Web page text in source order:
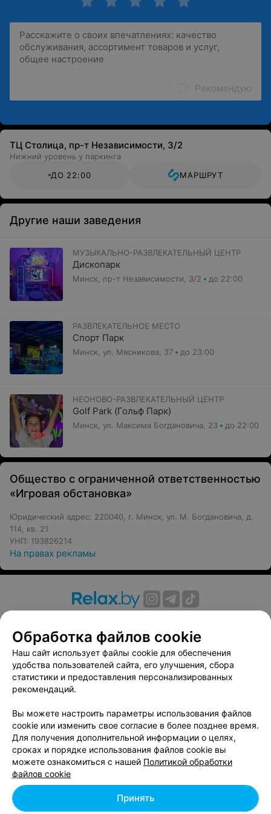
шоу-программы — об этом не придется волноваться,
ведь опытные и профессиональные специалисты
готовы взять на себя всю подготовку и организацию
праздника «под ключ». Парк оснащен современным
световым оборудованием, есть кондиционеры, TV, Wi-
Преимущества
Удобное расположение и гибкий режим работы.
Посещение доступно для людей абсолютно любого
возраста.
Большое количество развлечений на любой вкус.
Вежливые специалисты и профессиональный
неограниченными возможностями.
Рекомендую
ТЦ Столица, пр-т Независимости, 3/2
Нижний уровень у паркинга
ДО 22:00
МАРШРУТ
Другие наши заведения
МУЗЫКАЛЬНО-РАЗВЛЕКАТЕЛЬНЫЙ ЦЕНТР
Дископарк
Минск, пр-т Независимости, 3/2 до 22:00
РАЗВЛЕКАТЕЛЬНОЕ МЕСТО
Спорт Парк
Минск, ул. Мясникова, 37 до 23:00
НЕОНОВО-РАЗВЛЕКАТЕЛЬНЫЙ ЦЕНТР
Golf Park (Гольф Парк)
Минск, ул. Максима Богдановича, 23 до 22:00
Общество с ограниченной ответственностью
«Игровая обстановка»
Юридический адрес: 220040, г. Минск, ул. М. Богдановича, д.
114, кв. 21
УНП: 193826214
На правах рекламы
Вакансии
Публичный договор
Способы оплаты
Публичный договор по использованию сервиса
«Афиша»
Пользовательское соглашение
Связаться по вопросам сотрудничества
Написать руководителю relax.by
Персональные настройки cookie
Обработка персональных данных
© 2026 ООО «Артокс Лаб», УНП 191700409, регистрирующий орган -
Обработка файлов cookie
Наш сайт использует файлы cookie для обеспечения
удобства пользователей сайта, его улучшения, сбора
статистики и предоставления персонализированных
рекомендаций.
Вы можете настроить параметры использования файлов
cookie или изменить свое согласие в более позднее время.
Для получения дополнительной информации о целях,
сроках и порядке использования файлов cookie вы
можете ознакомиться с нашей Политикой обработки
файлов cookie
Принять